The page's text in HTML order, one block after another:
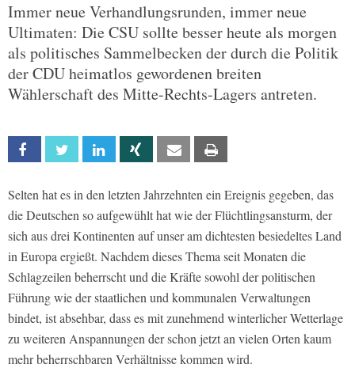
Immer neue Verhandlungsrunden, immer neue
Ultimaten: Die CSU sollte besser heute als morgen
als politisches Sammelbecken der durch die Politik
der CDU heimatlos gewordenen breiten
Wählerschaft des Mitte-Rechts-Lagers antreten.
Facebook Twitter Linkedin Xing Email
Selten hat es in den letzten Jahrzehnten ein Ereignis gegeben, das
die Deutschen so aufgewühlt hat wie der Flüchtlingsansturm, der
sich aus drei Kontinenten auf unser am dichtesten besiedeltes Land
in Europa ergießt. Nachdem dieses Thema seit Monaten die
Schlagzeilen beherrscht und die Kräfte sowohl der politischen
Führung wie der staatlichen und kommunalen Verwaltungen
bindet, ist absehbar, dass es mit zunehmend winterlicher Wetterlage
zu weiteren Anspannungen der schon jetzt an vielen Orten kaum
mehr beherrschbaren Verhältnisse kommen wird.